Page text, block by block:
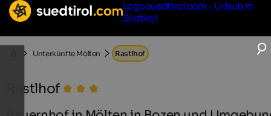
Logo suedtirol.com - Urlaub in
Südtirol
Unterkünfte Mölten Rastlhof
Rastlhof